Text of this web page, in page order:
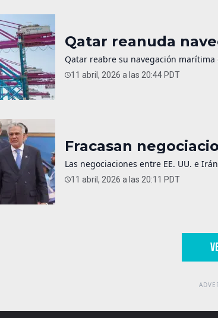
Qatar reanuda
Qatar reabre su navegación
11 abril, 2026 a las 20:44 PDT
Fracasan
Las negociaciones entre EE. UU. e
11 abril, 2026 a las 20:11 PDT